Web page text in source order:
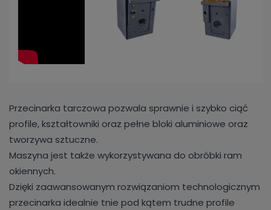
Przecinarka tarczowa pozwala sprawnie i szybko ciąć
profile, kształtowniki oraz pełne bloki aluminiowe oraz
tworzywa sztuczne.
Maszyna jest także wykorzystywana do obróbki ram
okiennych.
Dzięki zaawansowanym rozwiązaniom technologicznym
przecinarka idealnie tnie pod kątem trudne profile